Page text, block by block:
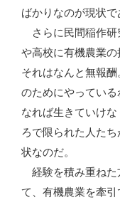
ばかりなのが現状で
さらに民間稲作研
や高校に有機農業の
それはなんと無報
のためにやっている
なれば生きていけ
ろで限られた人た
状なのだ。
経験を積み重ねた
て、有機農業を牽